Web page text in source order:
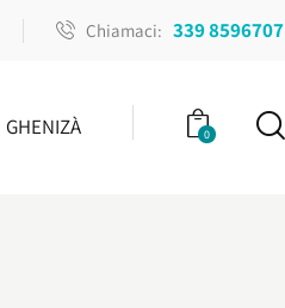
Chiamaci: 339 8596707
GHENIZÀ 0